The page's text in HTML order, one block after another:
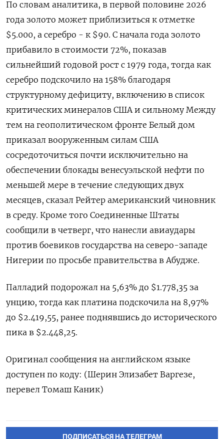
По словам аналитика, в первой половине 2026
года золото может приблизиться к отметке
$5.000, а ⁠серебро - к $90. С начала года золото
прибавило ‍в стоимости 72%, показав
сильнейший годовой рост с 1979 года, тогда ‌как
серебро подскочило на 158% благодаря
структурному дефициту, включению в список
критических минералов США и сильному Между
тем на геополитическом фронте Белый дом
приказал вооруженным силам США
сосредоточиться почти исключительно на
обеспечении блокады венесуэльской нефти по
меньшей мере в течение следующих двух
месяцев, сказал Рейтер американский чиновник
в среду. Кроме того Соединенные ‍Штаты
сообщили в четверг, ‍что нанесли авиаудары
против боевиков государства на северо-западе
Нигерии по просьбе правительства в Абудже.
Палладий подорожал на ‍5,63% до $1.778,35​​ за
унцию, тогда как платина подскочила на 8,97%
до $2.419,55, ранее поднявшись до исторического
пика в $2.448,⁠25.
Оригинал сообщения на английском языке
доступен по коду: (Шерин Элизабет Варгезе,
перевел Томаш Каник)
ПОДПИСАТЬСЯ НА ТЕЛЕГРАМ